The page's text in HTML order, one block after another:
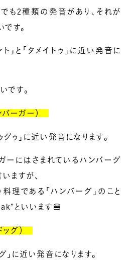
も2種類の発音があり、それが
す。
」と「タメイトゥ」に近い発音に
です。
ーガー）
ゥ」に近い発音になります。
ーにはさまれているハンバーグ
ますが、
理である「ハンバーグ」のこと
といいます🍔
ッグ）
」に近い発音になります。